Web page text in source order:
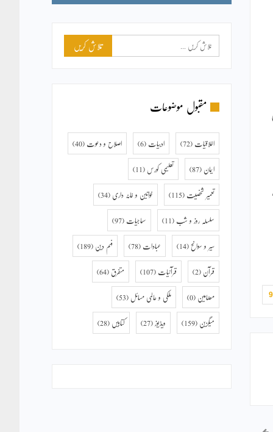
مقبول موضوعات
اخلاقیات (72) ادبیات (6) اصلاح و دعوت (40)
ایمان (87) تعلیمی کورس (11)
تعمیر شخصیت (115) خواتین و خانہ داری (34)
سلسلہ روز و شب (11) سماجیات (97)
سیر و سوانح(14) عبادات (78) فہم دین (189)
قرآن (2) قرآنیات (107) متفرق (64)
مضامین (0) ملکی و عالمی مسائل (53)
میگزین (159) ویڈیوز (27) کتابیں (28)